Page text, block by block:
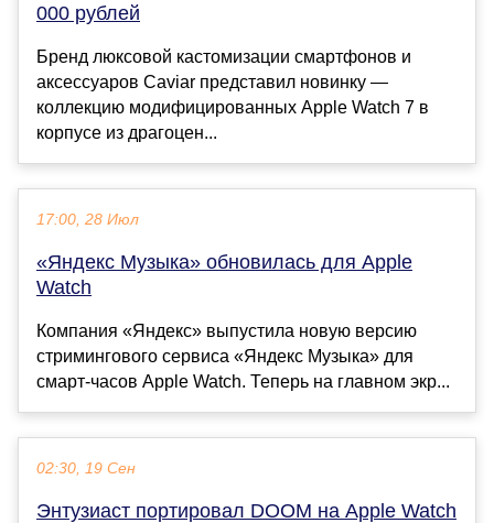
000 рублей
Бренд люксовой кастомизации смартфонов и
аксессуаров Caviar представил новинку —
коллекцию модифицированных Apple Watch 7 в
корпусе из драгоцен...
17:00, 28 Июл
«Яндекс Музыка» обновилась для Apple
Watch
Компания «Яндекс» выпустила новую версию
стримингового сервиса «Яндекс Музыка» для
смарт-часов Apple Watch. Теперь на главном экр...
02:30, 19 Сен
Энтузиаст портировал DOOM на Apple Watch